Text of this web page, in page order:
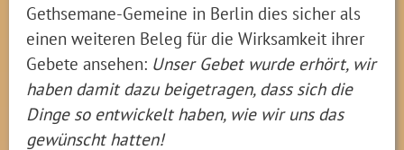
Gethsemane-Gemeine in Berlin dies sicher als
einen weiteren Beleg für die Wirksamkeit ihrer
Gebete ansehen: Unser Gebet wurde erhört, wir
haben damit dazu beigetragen, dass sich die
Dinge so entwickelt haben, wie wir uns das
gewünscht hatten!